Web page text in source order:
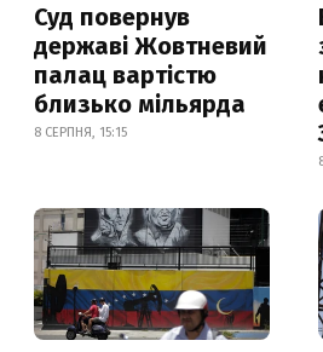
Суд повернув
державі Жовтневий
палац вартістю
близько мільярда
8 СЕРПНЯ, 15:15